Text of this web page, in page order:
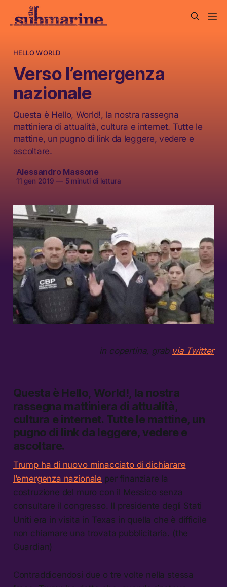
HELLO WORLD
Verso l’emergenza
nazionale
Questa è Hello, World!, la nostra rassegna
mattiniera di attualità, cultura e internet. Tutte le
mattine, un pugno di link da leggere, vedere e
ascoltare.
Alessandro Massone
11 gen 2019 —5 minuti di lettura
in copertina, grab via Twitter
Questa è Hello, World!, la nostra
rassegna mattiniera di attualità,
cultura e internet. Tutte le mattine, un
pugno di link da leggere, vedere e
ascoltare.
Trump ha di nuovo minacciato di dichiarare
l’emergenza nazionale per finanziare la
costruzione del muro con il Messico senza
consultare il congresso. Il presidente degli Stati
Uniti era in visita in Texas in quella che è difficile
non chiamare una trovata pubblicitaria. (the
Guardian)
Contraddicendosi due o tre volte nella stessa